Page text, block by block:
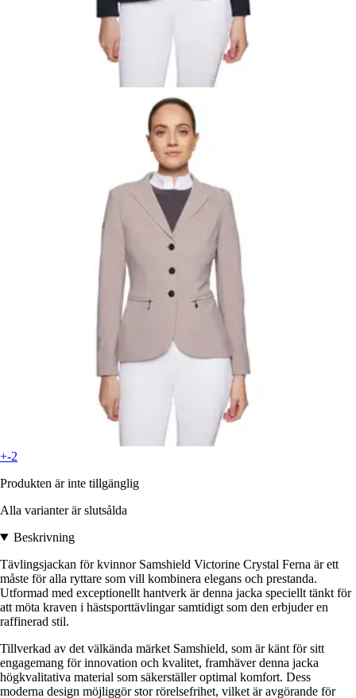
+-2
Produkten är inte tillgänglig
Alla varianter är slutsålda
Beskrivning
Tävlingsjackan för kvinnor Samshield Victorine Crystal Ferna är ett
måste för alla ryttare som vill kombinera elegans och prestanda.
Utformad med exceptionellt hantverk är denna jacka speciellt tänkt för
att möta kraven i hästsporttävlingar samtidigt som den erbjuder en
raffinerad stil.
Tillverkad av det välkända märket Samshield, som är känt för sitt
engagemang för innovation och kvalitet, framhäver denna jacka
högkvalitativa material som säkerställer optimal komfort. Dess
moderna design möjliggör stor rörelsefrihet, vilket är avgörande för